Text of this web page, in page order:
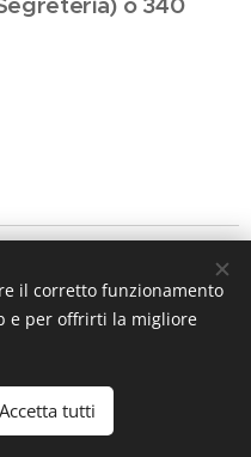
Venier - P.zza Bruno
VECCHIO (PD)
il corretto funzionamento
e per offrirti la migliore
Accetta tutti